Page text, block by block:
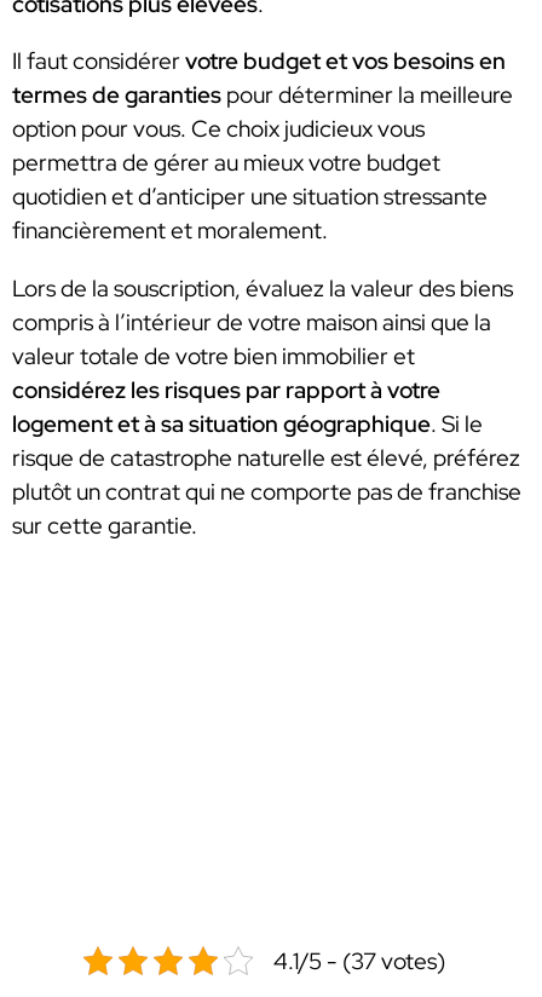
Il faut considérervotre budget et vos besoins en
termes de garanties pour déterminer la meilleure
option pour vous. Ce choix judicieux vous
permettra de gérer au mieux votre budget
quotidien et d’anticiper une situation stressante
financièrement et moralement.
Lors de la souscription, évaluez la valeur des biens
compris à l’intérieur de votre maison ainsi que la
valeur totale de votre bien immobilier et
considérez les risques par rapport à votre
logement et à sa situation géographique. Si le
risque de catastrophe naturelle est élevé, préférez
plutôt un contrat qui ne comporte pas de franchise
sur cette garantie.
4.1/5 - (37 votes)